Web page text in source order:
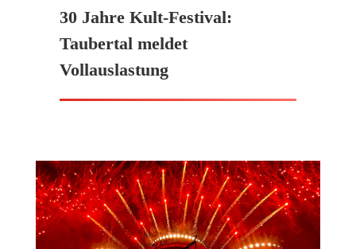
30 Jahre Kult-Festival:
Taubertal meldet
Vollauslastung